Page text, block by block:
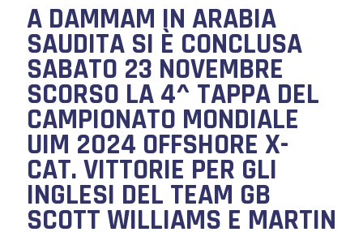
A DAMMAM IN ARABIA
SAUDITA SI È CONCLUSA
SABATO 23 NOVEMBRE
SCORSO LA 4^ TAPPA DEL
CAMPIONATO MONDIALE
UIM 2024 OFFSHORE X-
CAT. VITTORIE PER GLI
INGLESI DEL TEAM GB
SCOTT WILLIAMS E MARTIN